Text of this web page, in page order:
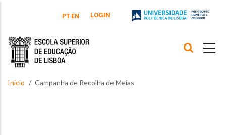
PT EN LOGIN
Início Campanha de Recolha de Meias